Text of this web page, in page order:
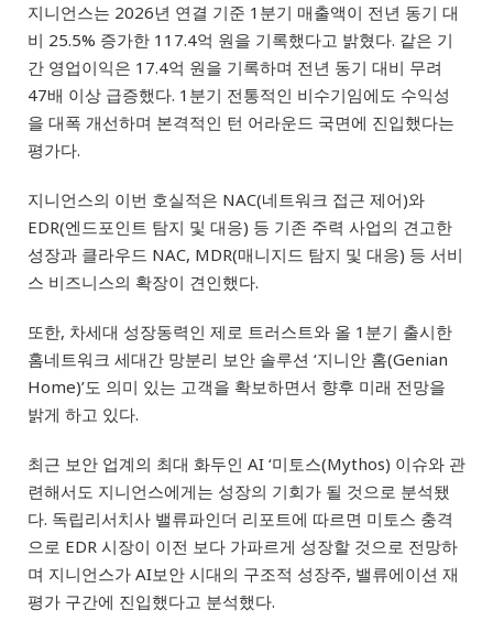
지니언스는 2026년 연결 기준 1분기 매출액이 전년 동기 대
비 25.5% 증가한 117.4억 원을 기록했다고 밝혔다. 같은 기
간 영업이익은 17.4억 원을 기록하며 전년 동기 대비 무려
47배 이상 급증했다. 1 분기 전통적인 비수기임에도 수익성
을 대폭 개선하며 본격적인 턴 어라운드 국면에 진입했다는
평가다.
지니언스의 이번 호실적은 NAC(네트워크 접근 제어)와
EDR(엔드포인트 탐지 및 대응) 등 기존 주력 사업의 견고한
성장과 클라우드 NAC, MDR(매니지드 탐지 및 대응) 등 서비
스 비즈니스의 확장이 견인했다.
또한, 차세대 성장동력인 제로 트러스트와 올 1분기 출시한
홈네트워크 세대간 망분리 보안 솔루션 ‘지니안 홈(Genian
Home)’도 의미 있는 고객을 확보하면서 향후 미래 전망을
밝게 하고 있다.
최근 보안 업계의 최대 화두인 AI ‘미토스(Mythos) 이슈와 관
련해서도 지니언스에게는 성장의 기회가 될 것으로 분석됐
다. 독립리서치사 밸류파인더 리포트에 따르면 미토스 충격
으로 EDR 시장이 이전 보다 가파르게 성장할 것으로 전망하
며 지니언스가 AI보안 시대의 구조적 성장주, 밸류에이션 재
평가 구간에 진입했다고 분석했다.